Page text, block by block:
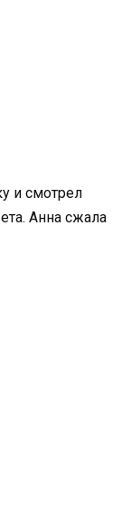
и смотрел
Анна сжала